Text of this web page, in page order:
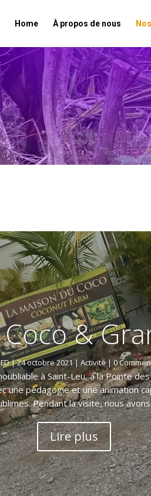
Home À propos de nous
&
|24 octobre 2021|Activité| 0
à Saint-Leu, à la Pointe
une pédagogie et une animation
Pendant la visite, nous
Lire plus